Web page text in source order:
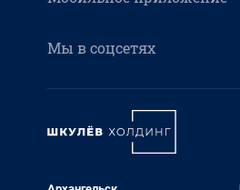
Мы в соцсетях